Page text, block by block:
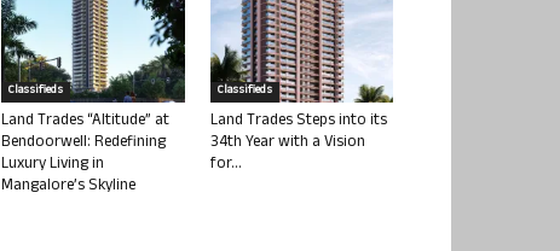
Classifieds
Land Trades “Altitude” at
Bendoorwell: Redefining
Luxury Living in
Mangalore’s Skyline
Classifieds
Land Trades Steps into its
34th Year with a Vision
for...